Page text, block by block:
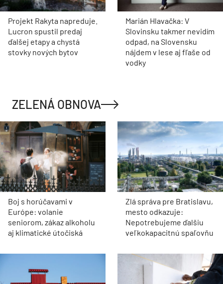
Projekt Rakyta napreduje.
Lucron spustil predaj
ďalšej etapy a chystá
stovky nových bytov
Marián Hlavačka: V
Slovinsku takmer nevidím
odpad, na Slovensku
nájdem v lese aj fľaše od
vodky
ZELENÁ OBNOVA
Boj s horúčavami v
Európe: volanie
seniorom, zákaz alkoholu
aj klimatické útočiská
Zlá správa pre Bratislavu,
mesto odkazuje:
Nepotrebujeme ďalšiu
veľkokapacitnú spaľovňu